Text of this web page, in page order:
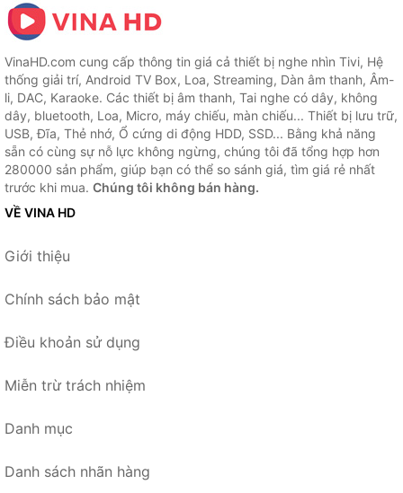
VinaHD.com cung cấp thông tin giá cả thiết bị nghe nhìn Tivi, Hệ
thống giải trí, Android TV Box, Loa, Streaming, Dàn âm thanh, Âm-
li, DAC, Karaoke. Các thiết bị âm thanh, Tai nghe có dây, không
dây, bluetooth, Loa, Micro, máy chiếu, màn chiếu... Thiết bị lưu trữ,
USB, Đĩa, Thẻ nhớ, Ổ cứng di động HDD, SSD... Bằng khả năng
sẵn có cùng sự nỗ lực không ngừng, chúng tôi đã tổng hợp hơn
280000 sản phẩm, giúp bạn có thể so sánh giá, tìm giá rẻ nhất
trước khi mua. Chúng tôi không bán hàng.
VỀ VINA HD
Giới thiệu
Chính sách bảo mật
Điều khoản sử dụng
Miễn trừ trách nhiệm
Danh mục
Danh sách nhãn hàng